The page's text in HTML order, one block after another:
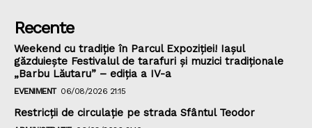
Recente
Weekend cu tradiție în Parcul Expoziției! Iașul
găzduiește Festivalul de tarafuri și muzici tradiționale
„Barbu Lăutaru” – ediția a IV-a
EVENIMENT 06/08/2026 21:15
Restricții de circulație pe strada Sfântul Teodor